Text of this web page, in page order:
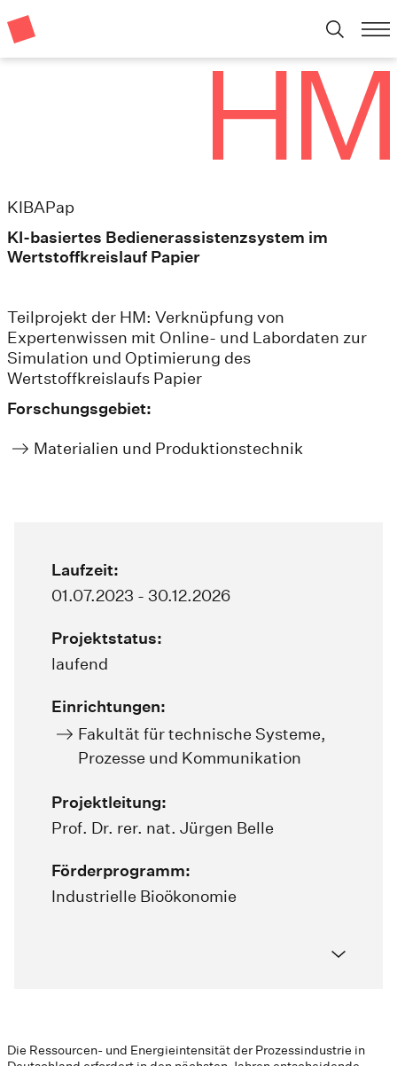
KIBAPap
KI-basiertes Bedienerassistenzsystem im
Wertstoffkreislauf Papier
Teilprojekt der HM: Verknüpfung von
Expertenwissen mit Online- und Labordaten zur
Simulation und Optimierung des
Wertstoffkreislaufs Papier
Forschungsgebiet:
Materialien und Produktionstechnik
Laufzeit:
01.07.2023 - 30.12.2026
Projektstatus:
laufend
Einrichtungen:
Fakultät für technische Systeme,
Prozesse und Kommunikation
Projektleitung:
Prof. Dr. rer. nat. Jürgen Belle
Förderprogramm:
Industrielle Bioökonomie
Die Ressourcen- und Energieintensität der Prozessindustrie in